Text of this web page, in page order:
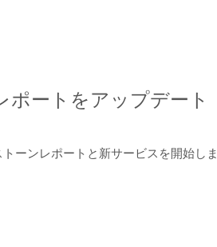
ポートをアップデート
ーンレポートと新サービスを開始しま